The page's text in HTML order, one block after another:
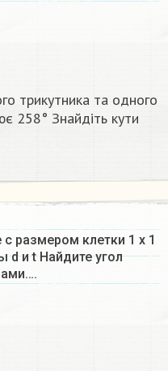
трикутника та одного
258° Знайдіть кути
с размером клетки 1 x 1
d и t Найдите угол